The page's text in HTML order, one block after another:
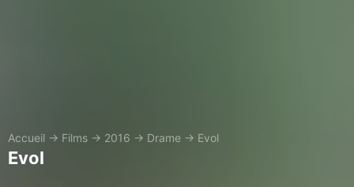
Accueil → Films → 2016 → Drame → Evol
Evol